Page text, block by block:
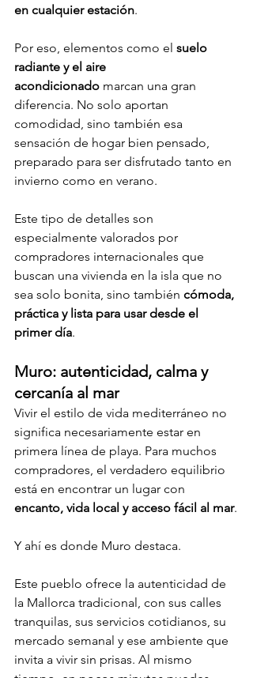
en cualquier estación.
Por eso, elementos como el suelo
radiante y el aire
acondicionado marcan una gran
diferencia. No solo aportan
comodidad, sino también esa
sensación de hogar bien pensado,
preparado para ser disfrutado tanto en
invierno como en verano.
Este tipo de detalles son
especialmente valorados por
compradores internacionales que
buscan una vivienda en la isla que no
sea solo bonita, sino también cómoda,
práctica y lista para usar desde el
primer día.
Muro: autenticidad, calma y
cercanía al mar
Vivir el estilo de vida mediterráneo no
significa necesariamente estar en
primera línea de playa. Para muchos
compradores, el verdadero equilibrio
está en encontrar un lugar con
encanto, vida local y acceso fácil al mar.
Y ahí es donde Muro destaca.
Este pueblo ofrece la autenticidad de
la Mallorca tradicional, con sus calles
tranquilas, sus servicios cotidianos, su
mercado semanal y ese ambiente que
invita a vivir sin prisas. Al mismo